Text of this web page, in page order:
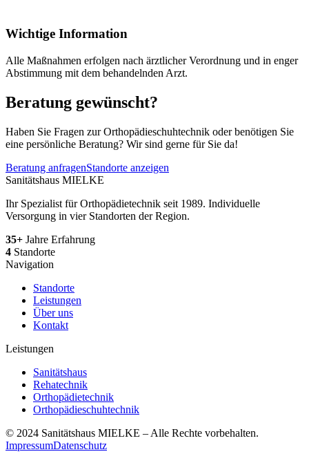
Wichtige Information
Alle Maßnahmen erfolgen nach ärztlicher Verordnung und in enger
Abstimmung mit dem behandelnden Arzt.
Beratung gewünscht?
Haben Sie Fragen zur Orthopädieschuhtechnik oder benötigen Sie
eine persönliche Beratung? Wir sind gerne für Sie da!
Beratung anfragenStandorte anzeigen
Sanitätshaus MIELKE
Ihr Spezialist für Orthopädietechnik seit 1989. Individuelle
Versorgung in vier Standorten der Region.
35+ Jahre Erfahrung
4 Standorte
Navigation
Standorte
Leistungen
Über uns
Kontakt
Leistungen
Sanitätshaus
Rehatechnik
Orthopädietechnik
Orthopädieschuhtechnik
© 2024 Sanitätshaus MIELKE – Alle Rechte vorbehalten.
ImpressumDatenschutz